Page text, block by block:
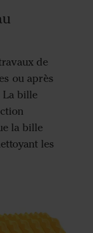
de
ou après
La bille
la bille
les